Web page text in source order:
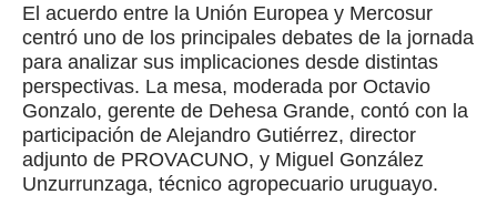
El acuerdo entre la Unión Europea y Mercosur
centró uno de los principales debates de la jornada
para analizar sus implicaciones desde distintas
perspectivas. La mesa, moderada por Octavio
Gonzalo, gerente de Dehesa Grande, contó con la
participación de Alejandro Gutiérrez, director
adjunto de PROVACUNO, y Miguel González
Unzurrunzaga, técnico agropecuario uruguayo.